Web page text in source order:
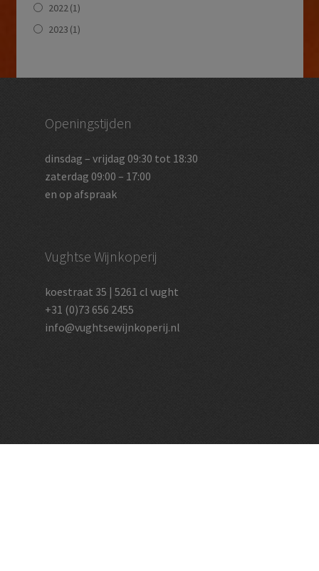
2022 (1)
2023 (1)
Openingstijden
dinsdag – vrijdag 09:30 tot 18:30
zaterdag 09:00 – 17:00
en op afspraak
Vughtse Wijnkoperij
koestraat 35 | 5261 cl vught
+31 (0)73 656 2455
info@vughtsewijnkoperij.nl